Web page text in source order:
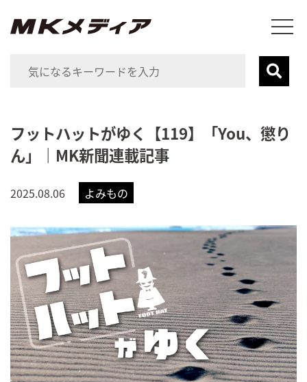
フットハットがゆく【119】「You、懲り
ん」｜MK新聞連載記事
2025.08.06 よみもの